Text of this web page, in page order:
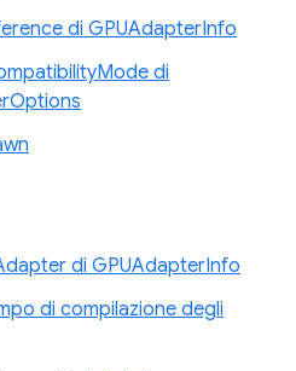
di GPUAdapterInfo
di
di GPUAdapterInfo
di compilazione degli